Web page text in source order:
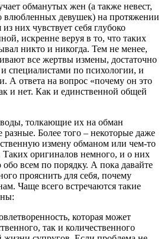
обманутых жен (а также невест,
влюбленных девушек) на протяжении
них чувствует себя глубоко
искренне веруя в то, что таких
никто и никогда. Тем не менее,
все жертвы измены, достаточно
специалистами по психологии, и
А ответа на вопрос «почему он это
и нет. Как и единственной общей
толкающие их на обман
разные. Более того – некоторые даже
измену обманом или чем-то
оригиналов немного, и о них
всем по порядку. А пока давайте
прояснить для себя, почему
Чаще всего встречаются такие
которая может
так и количественного